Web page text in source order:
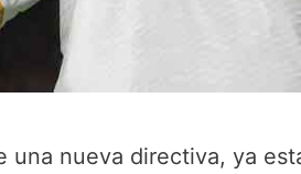
una nueva directiva, ya